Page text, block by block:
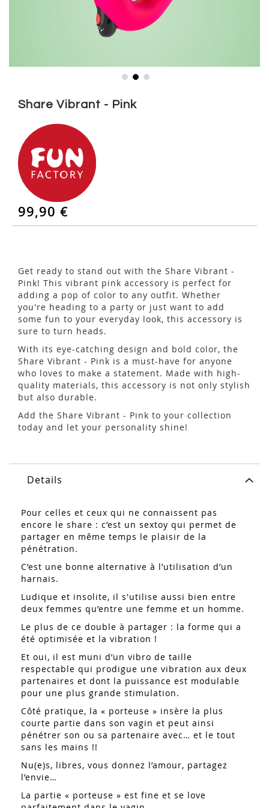
beginning
the
images
gallery
Share Vibrant - Pink
99,90 €
Get ready to stand out with the Share Vibrant -
Pink! This vibrant pink accessory is perfect for
adding a pop of color to any outfit. Whether
you're heading to a party or just want to add
some fun to your everyday look, this accessory is
sure to turn heads.
With its eye-catching design and bold color, the
Share Vibrant - Pink is a must-have for anyone
who loves to make a statement. Made with high-
quality materials, this accessory is not only stylish
but also durable.
Add the Share Vibrant - Pink to your collection
today and let your personality shine!
Details
Pour celles et ceux qui ne connaissent pas
encore le share : c’est un sextoy qui permet de
partager en même temps le plaisir de la
pénétration.
C’est une bonne alternative à l’utilisation d’un
harnais.
Ludique et insolite, il s'utilise aussi bien entre
deux femmes qu’entre une femme et un homme.
Le plus de ce double à partager : la forme qui a
été optimisée et la vibration !
Et oui, il est muni d’un vibro de taille
respectable qui prodigue une vibration aux deux
partenaires et dont la puissance est modulable
pour une plus grande stimulation.
Côté pratique, la « porteuse » insère la plus
courte partie dans son vagin et peut ainsi
pénétrer son ou sa partenaire avec… et le tout
sans les mains !!
Nu(e)s, libres, vous donnez l’amour, partagez
l’envie…
La partie « porteuse » est fine et se love